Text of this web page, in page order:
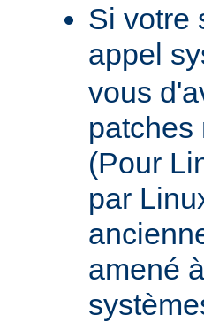
Si votre
appel
vous
patches
(Pour
par
amené